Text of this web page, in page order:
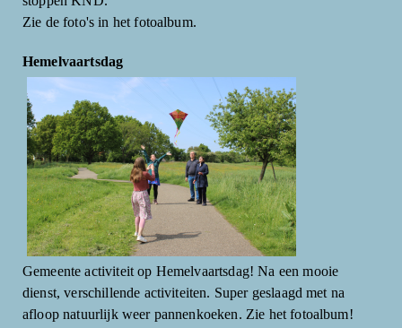
Zie de foto's in het fotoalbum.
Hemelvaartsdag
Gemeente activiteit op Hemelvaartsdag! Na een mooie
dienst, verschillende activiteiten. Super geslaagd met na
afloop natuurlijk weer pannenkoeken. Zie het fotoalbum!